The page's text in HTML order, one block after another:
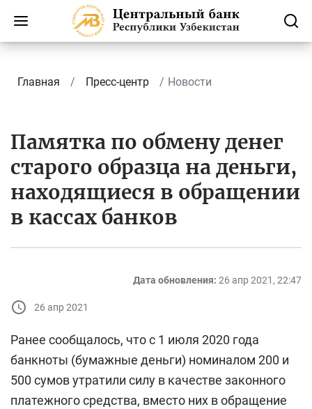
Главная Пресс-центр Новости
Памятка по обмену денег
старого образца на деньги,
находящиеся в обращении
в кассах банков
Дата обновления: 26 апр 2021, 22:47
26 апр 2021
Ранее сообщалось, что с 1 июля 2020 года
банкноты (бумажные деньги) номиналом 200 и
500 сумов утратили силу в качестве законного
платежного средства, вместо них в обращение